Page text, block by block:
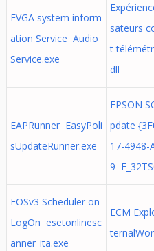
EVGA system inform
ation Service Audio
Service.exe
sateurs
t
dll
EAPRunner EasyPoli
sUpdateRunner.exe
EPSON
pdate
17-4948-
9
EOSv3 Scheduler on
LogOn esetonlinesc
anner_ita.exe
ECM